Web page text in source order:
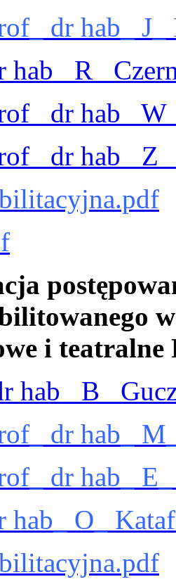
dr hab_ J_
hab_ R_
dr hab_
dr hab_
i teatralne
hab_ B_
dr hab_
dr hab_
hab_ O_